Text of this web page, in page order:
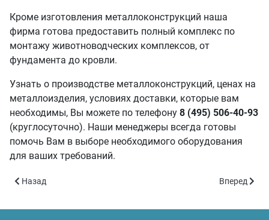
Кроме изготовления металлоконструкций наша
фирма готова предоставить полный комплекс по
монтажу животноводческих комплексов, от
фундамента до кровли.
Узнать о производстве металлоконструкций, ценах на
металлоизделия, условиях доставки, которые вам
необходимы, Вы можете по телефону 8 (495) 506-40-93
(круглосуточно). Наши менеджеры всегда готовы
помочь Вам в выборе необходимого оборудования
для ваших требований.
Предыдущий: Металлоконструкции для строительства
Назад Вперед